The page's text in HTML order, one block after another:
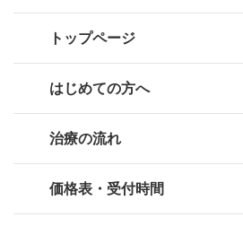
トップページ
はじめての方へ
治療の流れ
価格表・受付時間